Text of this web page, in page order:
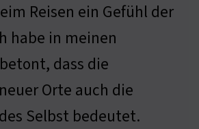
Reisen ein Gefühl der
habe in meinen
dass die
Orte auch die
Selbst bedeutet.